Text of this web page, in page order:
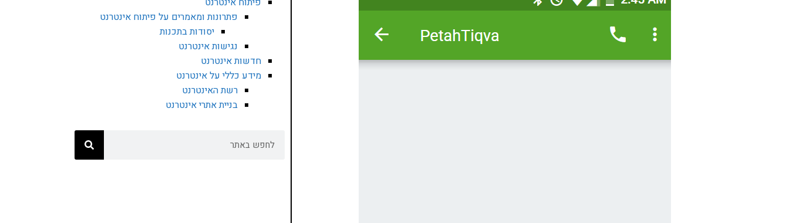
פתרונות ומאמרים על פיתוח אינטרנט
יסודות בתכנות
נגישות אינטרנט
חדשות אינטרנט
מידע כללי על אינטרנט
רשת האינטרנט
בניית אתרי אינטרנט